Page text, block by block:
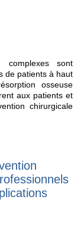
complexes sont
de patients à haut
osseuse
aux patients et
chirurgicale